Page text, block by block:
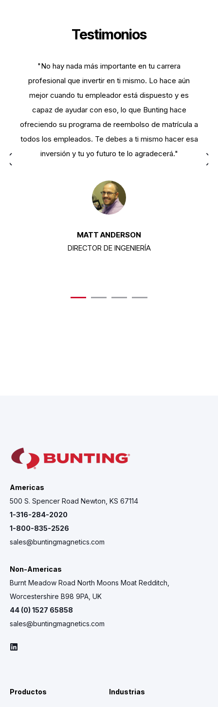
Testimonios
"No hay nada más importante en tu carrera
profesional que invertir en ti mismo. Lo hace aún
mejor cuando tu empleador está dispuesto y es
capaz de ayudar con eso, lo que Bunting hace
ofreciendo su programa de reembolso de matrícula a
todos los empleados. Te debes a ti mismo hacer esa
inversión y tu yo futuro te lo agradecerá."
MATT ANDERSON
DIRECTOR DE INGENIERÍA
Americas
500 S. Spencer Road Newton, KS 67114
1-316-284-2020
1-800-835-2526
sales@buntingmagnetics.com
Non-Americas
Burnt Meadow Road North Moons Moat Redditch,
Worcestershire B98 9PA, UK
44 (0) 1527 65858
sales@buntingmagnetics.com
Productos Industrias